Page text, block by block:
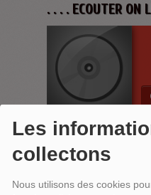
Les
collectons
Nous utilisons des cookies
. . . . ECOUTER ON